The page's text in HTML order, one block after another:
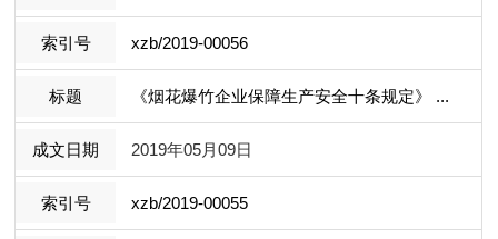
xzb/2019-00056
《烟花爆竹企业保障生产安全十条规定》 ...
2019年05月09日
xzb/2019-00055